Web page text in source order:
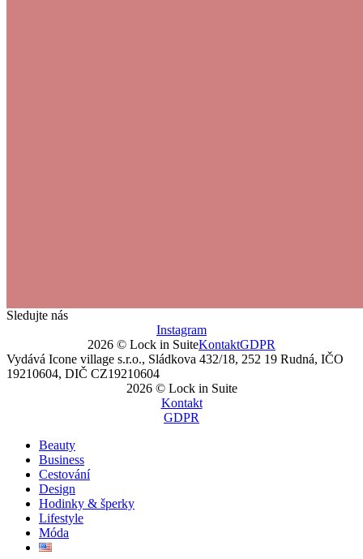
Sledujte nás
Instagram
2026 © Lock in SuiteKontaktGDPR
Vydává Icone village s.r.o., Sládkova 432/18, 252 19 Rudná, IČO
19210604, DIČ CZ19210604
2026 © Lock in Suite
Kontakt
GDPR
Beauty
Business
Cestování
Design
Hodinky & šperky
Lifestyle
Móda